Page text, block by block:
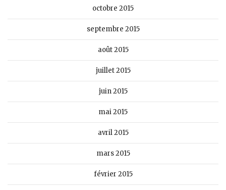
octobre 2015
septembre 2015
août 2015
juillet 2015
juin 2015
mai 2015
avril 2015
mars 2015
février 2015